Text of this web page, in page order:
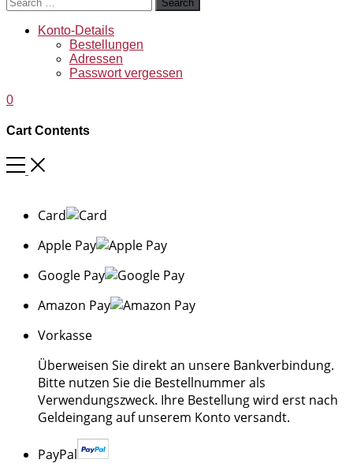
Konto-Details
Bestellungen
Adressen
Passwort vergessen
0
Cart Contents
Card
Apple Pay
Google Pay
Amazon Pay
Vorkasse
Überweisen Sie direkt an unsere Bankverbindung.
Bitte nutzen Sie die Bestellnummer als
Verwendungszweck. Ihre Bestellung wird erst nach
Geldeingang auf unserem Konto versandt.
PayPal